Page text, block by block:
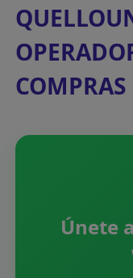
COMPRAS
Únete